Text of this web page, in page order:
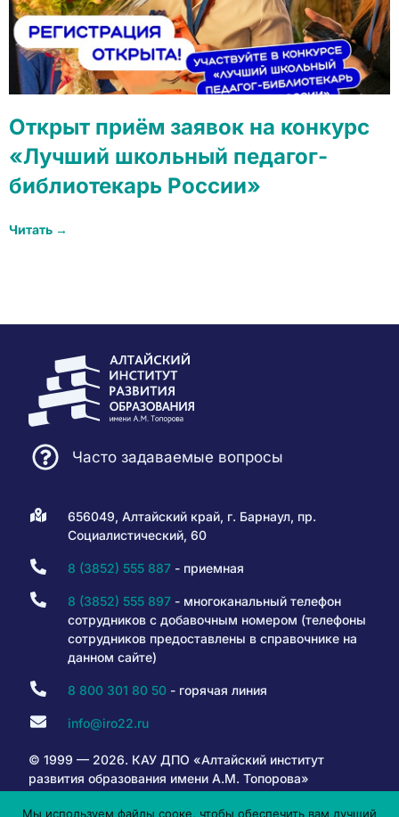
Открыт приём заявок на конкурс
«Лучший школьный педагог-
библиотекарь России»
Читать →
Часто задаваемые вопросы
656049, Алтайский край, г. Барнаул, пр.
Социалистический, 60
8 (3852) 555 887- приемная
8 (3852) 555 897- многоканальный телефон
сотрудников с добавочным номером (телефоны
сотрудников предоставлены в справочнике на
данном сайте)
8 800 301 80 50- горячая линия
info@iro22.ru
© 1999 — 2026. КАУ ДПО «Алтайский институт
развития образования имени А.М. Топорова»
Мы используем файлы сооке, чтобы обеспечить вам лучший